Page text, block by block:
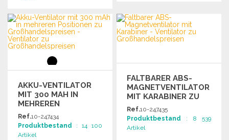
BESTELLEN
Angebot anfordern
Angebot anfordern
AKKU-VENTILATOR
MIT 300 MAH IN
MEHREREN
POSITIONEN
Ref.10-247434
Produktbestand : 14 100
Artikel
FALTBARER ABS-
MAGNETVENTILATOR
MIT KARABINER ZU
GROSSHANDELSPREISEN
Ref.10-247435
Produktbestand : 8 539
Artikel